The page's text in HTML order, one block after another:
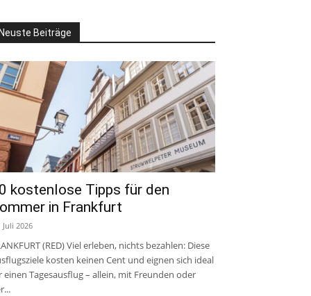
Beiträge
kostenlose Tipps für den
in Frankfurt
Juli 2026
(RED) Viel erleben, nichts bezahlen: Diese
kosten keinen Cent und eignen sich ideal
einen Tagesausflug – allein, mit Freunden oder